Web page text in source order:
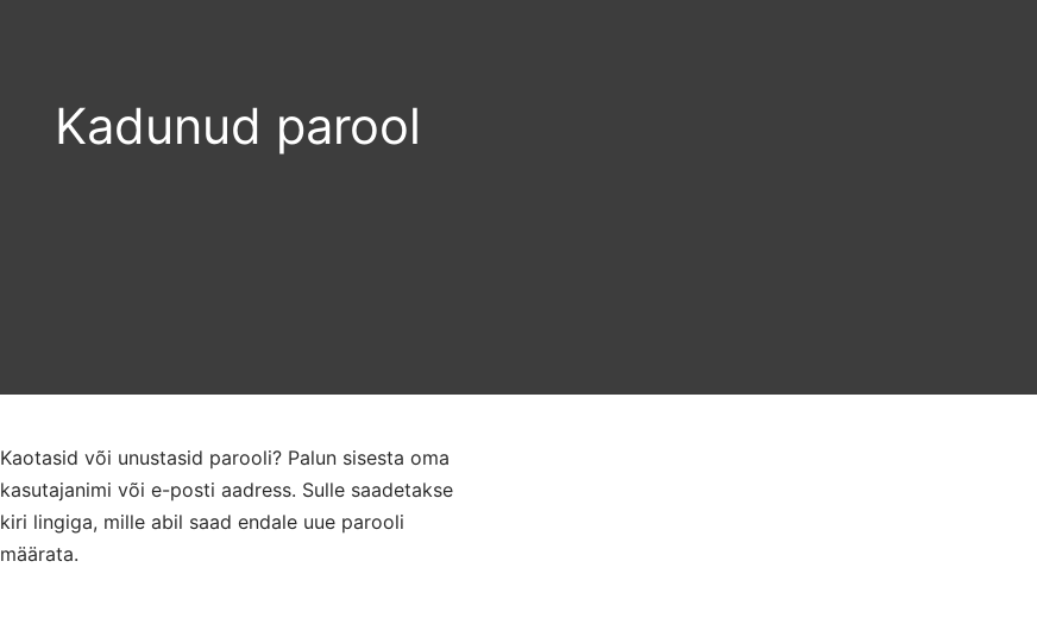
Kadunud parool
Kaotasid või unustasid parooli? Palun sisesta oma
kasutajanimi või e-posti aadress. Sulle saadetakse
kiri lingiga, mille abil saad endale uue parooli
määrata.